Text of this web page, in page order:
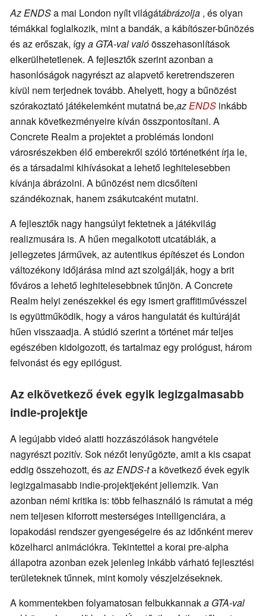
Az ENDSa mai London nyílt világátábrázolja , és olyan
témákkal foglalkozik, mint a bandák, a kábítószer-bűnözés
és az erőszak, ígya GTA-val valóösszehasonlítások
elkerülhetetlenek. A fejlesztők szerint azonban a
hasonlóságok nagyrészt az alapvető keretrendszeren
kívül nem terjednek tovább. Ahelyett, hogy a bűnözést
szórakoztató játékelemként mutatná be,azENDS inkább
annak következményeire kíván összpontosítani. A
Concrete Realm a projektet a problémás londoni
városrészekben élő emberekről szóló történetként írja le,
és a társadalmi kihívásokat a lehető leghitelesebben
kívánja ábrázolni. A bűnözést nem dicsőíteni
szándékoznak, hanem zsákutcaként mutatni.
A fejlesztők nagy hangsúlyt fektetnek a játékvilág
realizmusára is. A hűen megalkotott utcatáblák, a
jellegzetes járművek, az autentikus építészet és London
változékony időjárása mind azt szolgálják, hogy a brit
főváros a lehető leghitelesebbnek tűnjön. A Concrete
Realm helyi zenészekkel és egy ismert graffitiművésszel
is együttműködik, hogy a város hangulatát és kultúráját
hűen visszaadja. A stúdió szerint a történet már teljes
egészében kidolgozott, és tartalmaz egy prológust, három
felvonást és egy epilógust.
Az elkövetkező évek egyik legizgalmasabb
indie-projektje
A legújabb videó alatti hozzászólások hangvétele
nagyrészt pozitív. Sok nézőt lenyűgözte, amit a kis csapat
eddig összehozott, ésaz ENDS-ta következő évek egyik
legizgalmasabb indie-projektjeként jellemzik. Van
azonban némi kritika is: több felhasználó is rámutat a még
nem teljesen kiforrott mesterséges intelligenciára, a
lopakodási rendszer gyengeségeire és az időnként merev
közelharci animációkra. Tekintettel a korai pre-alpha
állapotra azonban ezek jelenleg inkább várható fejlesztési
területeknek tűnnek, mint komoly vészjelzéseknek.
A kommentekben folyamatosan felbukkannaka GTA-val